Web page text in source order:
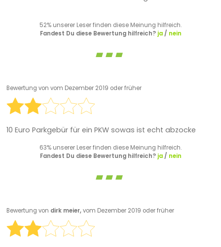
52% unserer Leser finden diese Meinung hilfreich.
Fandest Du diese Bewertung hilfreich? ja/ nein
Bewertung von vom Dezember 2019 oder früher
10 Euro Parkgebür für ein PKW sowas ist echt abzocke
63% unserer Leser finden diese Meinung hilfreich.
Fandest Du diese Bewertung hilfreich? ja/ nein
Bewertung von dirk meier,vom Dezember 2019 oder früher